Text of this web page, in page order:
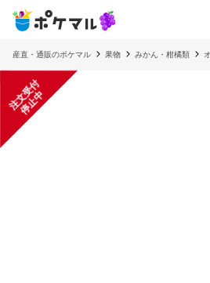
産直・通販のポケマル 果物 みかん・柑橘類
注
文
受
付
停
止
中